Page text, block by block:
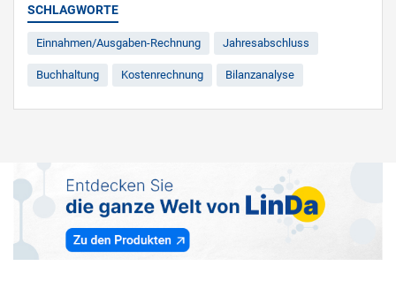
SCHLAGWORTE
Einnahmen/Ausgaben-Rechnung Jahresabschluss
Buchhaltung Kostenrechnung Bilanzanalyse